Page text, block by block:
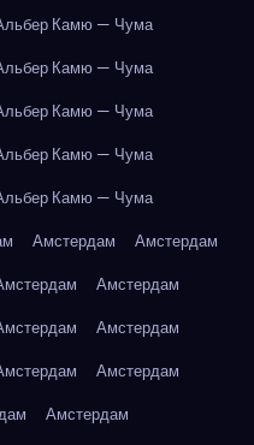
Камю — Чума
Камю — Чума
Камю — Чума
Камю — Чума
Камю — Чума
Амстердам
Амстердам
Амстердам
Амстердам
Амстердам
Амстердам